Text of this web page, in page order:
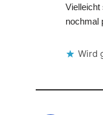
Vielleicht
nochmal
Wird